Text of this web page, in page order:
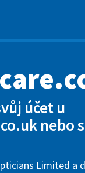
účet u
nebo
Limited a